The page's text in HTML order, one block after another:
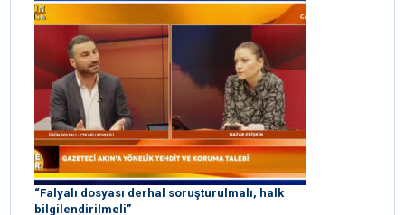
“Falyalı dosyası derhal soruşturulmalı, halk
bilgilendirilmeli”